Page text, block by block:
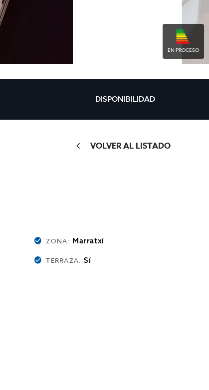
EN PROCESO
DISPONIBILIDAD
VOLVER AL LISTADO
ZONA: Marratxí
TERRAZA: Sí